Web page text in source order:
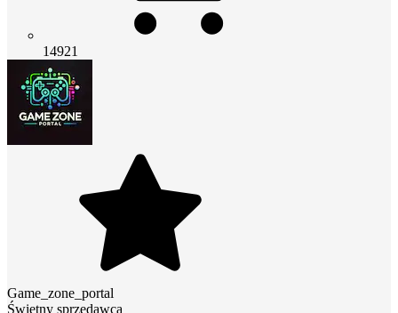
14921
Game_zone_portal
Świetny sprzedawca